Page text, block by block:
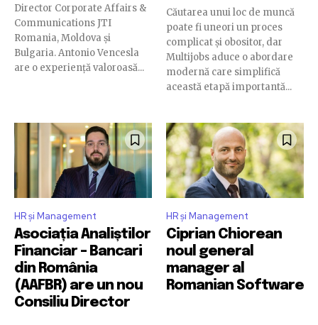
Director Corporate Affairs &
Communications JTI
Romania, Moldova și
Bulgaria. Antonio Vencesla
are o experiență valoroasă...
Căutarea unui loc de muncă
poate fi uneori un proces
complicat și obositor, dar
Multijobs aduce o abordare
modernă care simplifică
această etapă importantă...
HR și Management
Asociația Analiștilor
Financiar – Bancari
din România
(AAFBR) are un nou
Consiliu Director
HR și Management
Ciprian Chiorean
noul general
manager al
Romanian Software